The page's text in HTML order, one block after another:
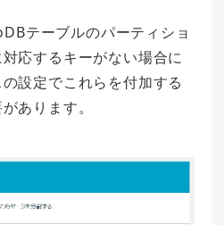
テーブルのパーティショ
応するキーがない場合に
設定でこれらを付加する
あります。